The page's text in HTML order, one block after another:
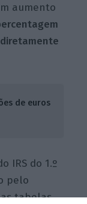
aumento
de euros
IRS do 1.º
pelo
tabelas